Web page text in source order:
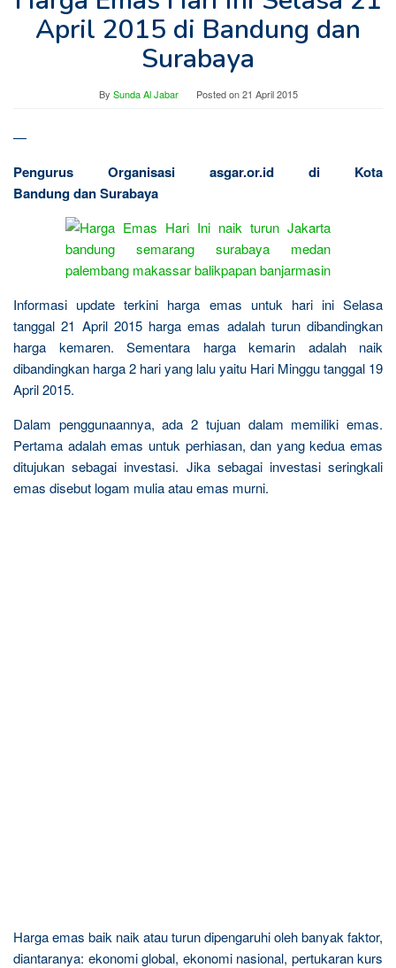
April 2015 di Bandung dan
Surabaya
By Sunda Al Jabar Posted on21 April 2015
—
Pengurus Organisasi asgar.or.id di Kota
Bandung dan Surabaya
Informasi update terkini harga emas untuk hari ini Selasa
tanggal 21 April 2015 harga emas adalah turun dibandingkan
harga kemaren. Sementara harga kemarin adalah naik
dibandingkan harga 2 hari yang lalu yaitu Hari Minggu tanggal 19
April 2015.
Dalam penggunaannya, ada 2 tujuan dalam memiliki emas.
Pertama adalah emas untuk perhiasan, dan yang kedua emas
ditujukan sebagai investasi. Jika sebagai investasi seringkali
emas disebut logam mulia atau emas murni.
Harga emas baik naik atau turun dipengaruhi oleh banyak faktor,
diantaranya: ekonomi global, ekonomi nasional, pertukaran kurs